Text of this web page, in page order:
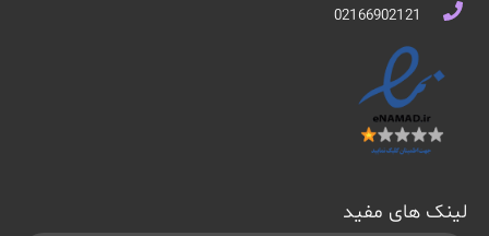
02166902121
لینک های مفید